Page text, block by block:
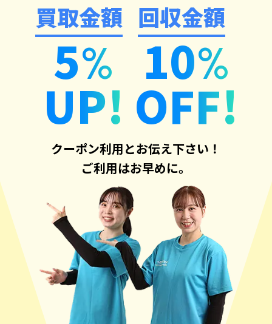
買取金額
5%
UP!
回収金額
10%
OFF!
クーポン利用とお伝え下さい！
ご利用はお早めに。